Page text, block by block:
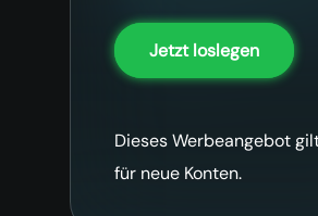
Jetzt loslegen
Dieses Werbeangebot
für neue Konten.